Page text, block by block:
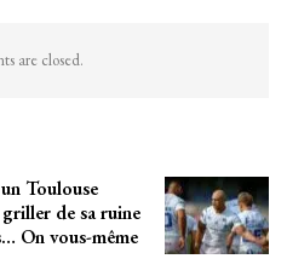
are closed.
Toulouse
griller de sa ruine
On vous-même